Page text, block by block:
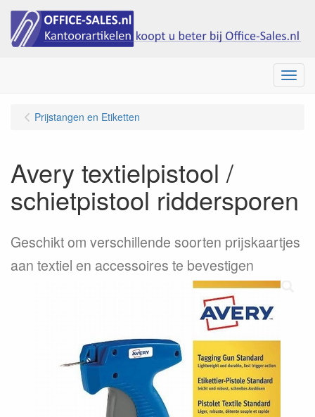
Menu
Prijstangen en Etiketten
Avery textielpistool /
schietpistool riddersporen
Geschikt om verschillende soorten prijskaartjes
aan textiel en accessoires te bevestigen